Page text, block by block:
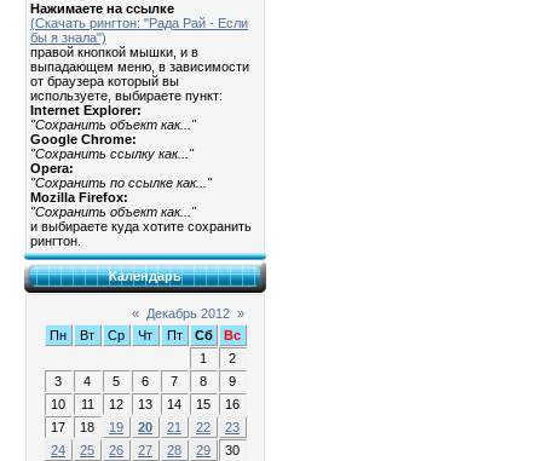
Нажимаете на ссылке
(Скачать рингтон: "Рада Рай - Если
бы я знала")
правой кнопкой мышки, и в
выпадающем меню, в зависимости
от браузера который вы
используете, выбираете пункт:
Internet Explorer:
"Сохранить объект как..."
Google Chrome:
"Сохранить ссылку как..."
Opera:
"Сохранить по ссылке как..."
Mozilla Firefox:
"Сохранить объект как..."
и выбираете куда хотите сохранить
рингтон.
Календарь
« Декабрь 2012 »
Пн
Вт Ср Чт Пт Сб
Вс
1
2
3
4 5 6 7 8
9
10
11 12 13 14 15
16
17
18 19 20 21 22
23
24
25 26 27 28 29
30